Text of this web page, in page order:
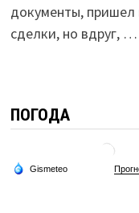
документы, пришел
сделки, но вдруг, …
ПОГОДА